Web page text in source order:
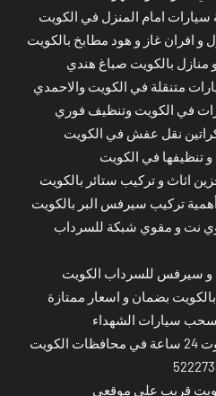
سيارات امام المنزل في الكويت
افران غاز و هود مطابخ بالكويت
منازل بالكويت صباغ هندي
متنقلة في الكويت والاحمدي
في الكويت وتنظيف فوري
نقل عفش في الكويت
في الكويت
اثاث و تركيب ستائر بالكويت
تركيب سيرفس البر بالكويت
نت و مقوي شبكة للسرداب
سيرفس للسرداب الكويت
بضمان و اسعار ممتازة
سحب سيارات الشهداء
قريب على موقعي